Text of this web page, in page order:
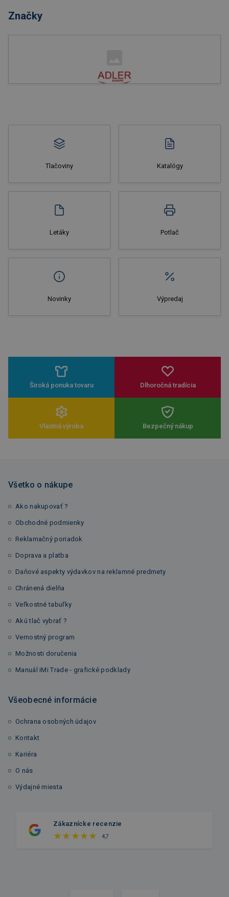
Značky
Tlačoviny Katalógy
Letáky Potlač
Novinky Výpredaj
Široká ponuka tovaru Dlhoročná tradícia
Vlastná výroba Bezpečný nákup
Všetko o nákupe
Ako nakupovať ?
Obchodné podmienky
Reklamačný poriadok
Doprava a platba
Daňové aspekty výdavkov na reklamné predmety
Chránená dielňa
Veľkostné tabuľky
Akú tlač vybrať ?
Vernostný program
Možnosti doručenia
Manuál iMi Trade - grafické podklady
Všeobecné informácie
Ochrana osobných údajov
Kontakt
Kariéra
O nás
Výdajné miesta
Zákaznícke recenzie
4,7